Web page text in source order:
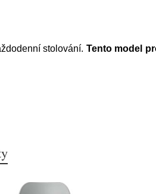
stolování. Tento model